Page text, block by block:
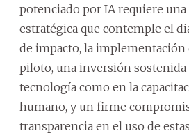
potenciado por IA requiere
estratégica que contemple el
de impacto, la implementación
piloto, una inversión
tecnología como en la
humano, y un firme
transparencia en el uso de